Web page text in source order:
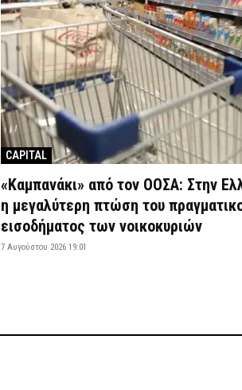
CAPITAL
«Καμπανάκι» από τον ΟΟΣΑ: Στην
η μεγαλύτερη πτώση του
εισοδήματος των νοικοκυριών
7 Αυγούστου 2026 19:01